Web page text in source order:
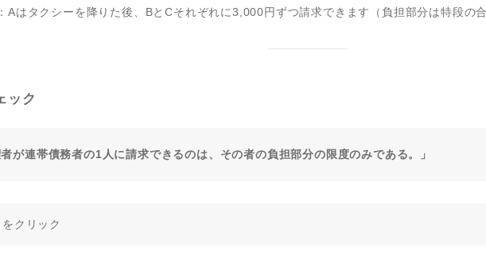
：Aはタクシーを降りた後、BとCそれぞれに3,000円ずつ請求できます（負担部分は特段の
ック
者が連帯債務者の1人に請求できるのは、その者の負担部分の限度のみである。」
クリック